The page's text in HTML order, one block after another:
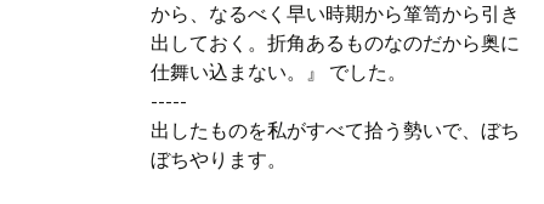
から、なるべく早い時期から箪笥から引き
出しておく。折角あるものなのだから奥に
仕舞い込まない。』 でした。
-----
出したものを私がすべて拾う勢いで、ぼち
ぼちやります。